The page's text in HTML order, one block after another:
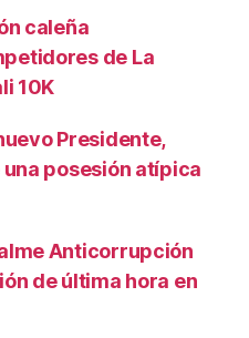
caleña
de La
10K
Presidente,
posesión atípica
Anticorrupción
de última hora en